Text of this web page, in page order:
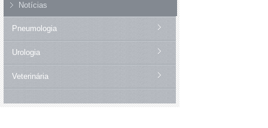
Notícias
Pneumologia
Urologia
Veterinária